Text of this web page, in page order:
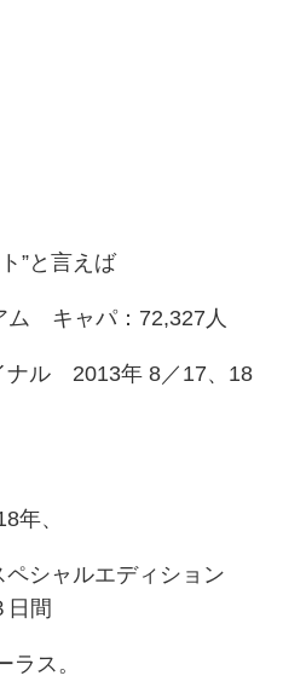
”と言えば
ム キャパ：72,327人
ナル 2013年 8／17、18
年、
ペシャルエディション
日間
ラス。